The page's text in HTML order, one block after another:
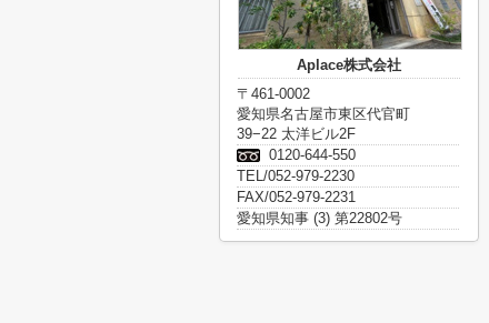
Aplace株式会社
〒461-0002
愛知県名古屋市東区代官町
39−22 太洋ビル2F
0120-644-550
TEL/052-979-2230
FAX/052-979-2231
愛知県知事 (3) 第22802号